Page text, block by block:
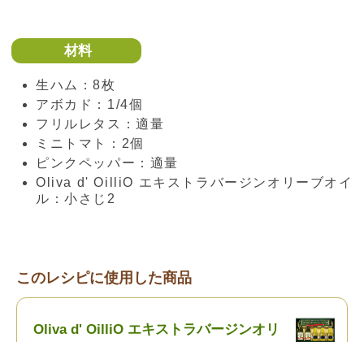
材料
生ハム：8枚
アボカド：1/4個
フリルレタス：適量
ミニトマト：2個
ピンクペッパー：適量
Oliva d' OilliO エキストラバージンオリーブオイ
ル：小さじ2
このレシピに使用した商品
Oliva d' OilliO エキストラバージンオリ